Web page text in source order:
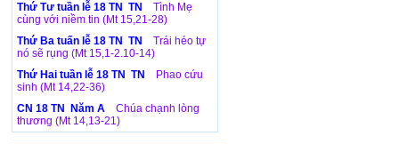
Thứ Tư tuần lễ 18 TN TN
Tình Mẹ
cùng với niềm tin (Mt 15,21-28)
Thứ Ba tuấn lễ 18 TN TN
Trái héo tự
nó sẽ rụng (Mt 15,1-2.10-14)
Thứ Hai tuần lễ 18 TN TN
Phao cứu
sinh (Mt 14,22-36)
CN 18 TN Năm A
Chúa chạnh lòng
thương (Mt 14,13-21)